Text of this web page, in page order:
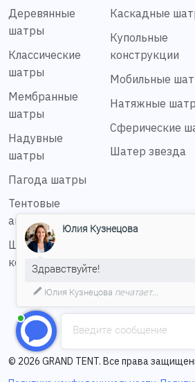
Деревянные
шатры
Классические
шатры
Мембранные
шатры
Надувные
шатры
Пагода шатры
Тентовые
ангары
Шестигранные
конструкции
Каскадные
Купольные
конструкции
Мобильные
Натяжные
Сферические
Шатер звезда
© 2026 GRAND TENT. Все права
Введите сообщение
Юлия Кузнецова
Здравствуйте!
Юлия Кузнецова печатает...